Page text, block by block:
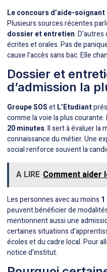
Le concours d’aide-soignant
Plusieurs sources récentes
dossier et entretien.
écrites et orales. Pas de
cause l’accès sans bac. Elle
Dossier et
d’admission la
Groupe SOSetL’Etudiant
comme la voie la plus
20 minutes. Il sert à évaluer la
connaissance du métier. Une
social renforce souvent la
A LIRE Comment aider
Les personnes avec au moins 1
peuvent bénéficier de
mentionnent aussi une
certaines situations
écoles et du cadre local. Pour
notice d’institut.